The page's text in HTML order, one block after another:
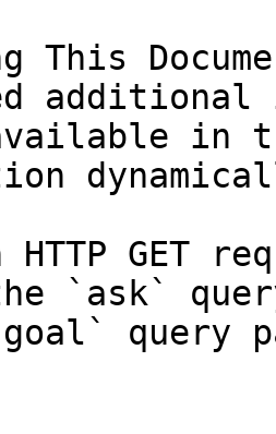
This
in
HTTP GET
`ask`
query